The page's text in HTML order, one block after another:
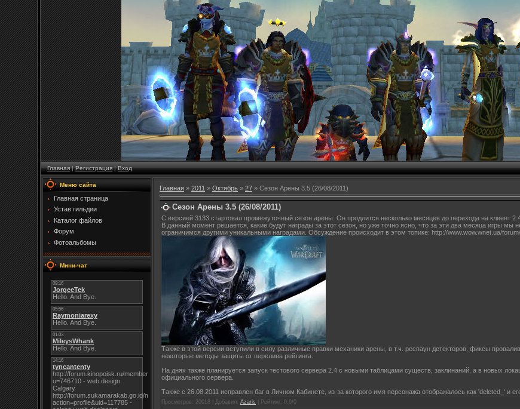
Главная|Регистрация|Вход
Меню сайта
Главная страница
Устав гильдии
Каталог файлов
Форум
Фотоальбомы
Мини-чат
Главная » 2011 » Октябрь » 27 » Сезон Арены 3.5 (26/08/2011)
Сезон Арены 3.5 (26/08/2011)
С версией 3133 стартовал промежуточный сезон арены. Он продлится несколько месяцев до перехода на клиент
В данный момент решается, какие будут награды за этот сезон, но уже точно ясно, что за эти два месяца игры мы
ограничимся другими уникальными наградами. Обсуждение происходит в этом топике: http://www.wow.wnet.ua/
Также в этой версии вступили в силу различные правки механики арены, в т.ч. респаун детекторов, фиксы
некоторые методы защиты от перелива рейтинга.
На днях также планируется запуск тестового сервера 2.4 с новыми таблицами существ, заклинаний, а в новых
официального сервера.
Также с 26.08.2011 исправлен баг в Личном Кабинете, из-за которого имя персонажа отображалось как 'deleted_' и
Просмотров : 20018 | Добавил: Azaris Рейтинг: 0.0/0